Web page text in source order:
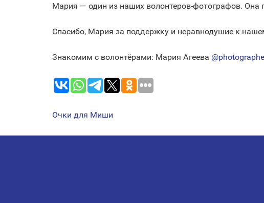
Мария — один из наших волонтеров-фотографов.
Спасибо, Мария за поддержку и неравнодушие к
Знакомим с волонтёрами: Мария Агеева
НАВИГАЦИЯ
ПО
Очки для Миши